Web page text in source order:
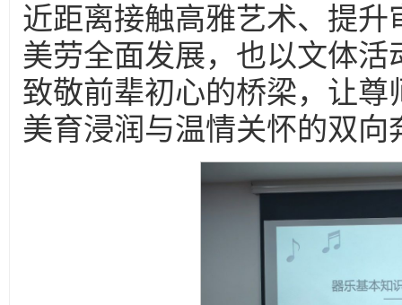
近距离接触高雅艺术、提
美劳全面发展，也以文体
致敬前辈初心的桥梁，让
美育浸润与温情关怀的双向